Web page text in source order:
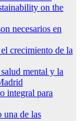
on the
necesarios en
crecimiento de la
mental y la
integral para
una de las